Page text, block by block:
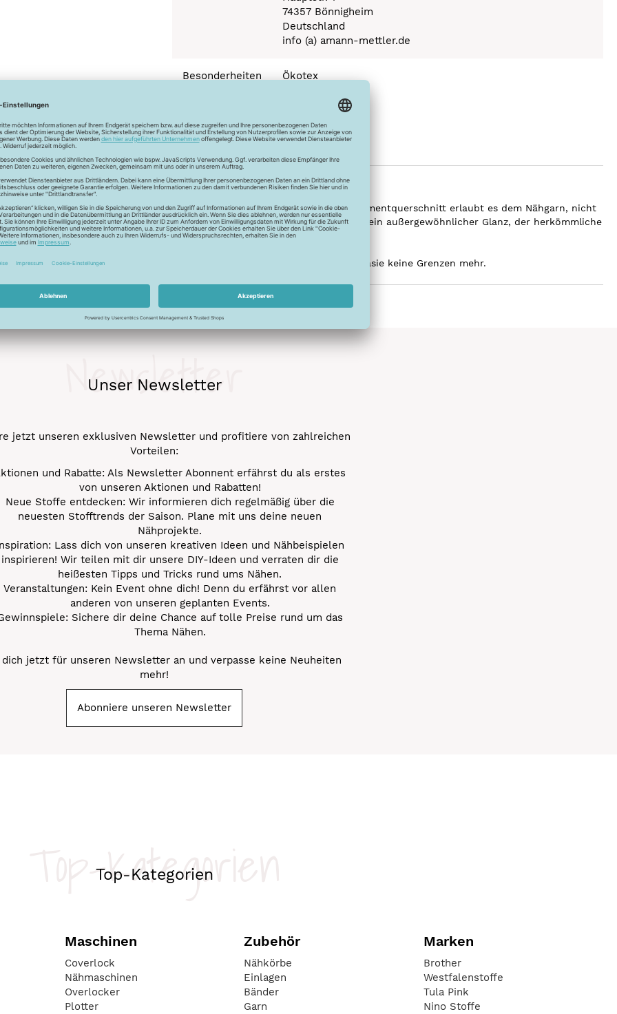
74357 Bönnigheim
Deutschland
info (a) amann-mettler.de
Besonderheiten Ökotex
Touch!
dekorativ. Möglich macht das seine besondere Machart: Der Trilobale Filamentquerschnitt erlaubt es dem Nähgarn, nicht
die größere Oberfläche - mehr Licht zu reflektieren. Das Ergebnis ist ein außergewöhnlicher Glanz, der herkömmliche
Zierstiche mit diesem Garn, bekommen das gewisse Etwas.
bei besonderer Beanspruchung. Die große Farbauswahl setzt deiner Fantasie keine Grenzen mehr.
Unser Newsletter
Newsletter
jetzt unseren exklusiven Newsletter und profitiere von zahlreichen
Vorteilen:
und Rabatte: Als Newsletter Abonnent erfährst du als erstes
von unseren Aktionen und Rabatten!
Neue Stoffe entdecken: Wir informieren dich regelmäßig über die
neuesten Stofftrends der Saison. Plane mit uns deine neuen
Nähprojekte.
Lass dich von unseren kreativen Ideen und Nähbeispielen
inspirieren! Wir teilen mit dir unsere DIY-Ideen und verraten dir die
heißesten Tipps und Tricks rund ums Nähen.
Veranstaltungen: Kein Event ohne dich! Denn du erfährst vor allen
anderen von unseren geplanten Events.
Sichere dir deine Chance auf tolle Preise rund um das
Thema Nähen.
dich jetzt für unseren Newsletter an und verpasse keine Neuheiten
mehr!
Abonniere unseren Newsletter
Top-Kategorien
Top-Kategorien
Maschinen
Coverlock
Nähmaschinen
Overlocker
Plotter
Zubehör
Nähkörbe
Einlagen
Bänder
Garn
Marken
Brother
Westfalenstoffe
Tula Pink
Nino Stoffe